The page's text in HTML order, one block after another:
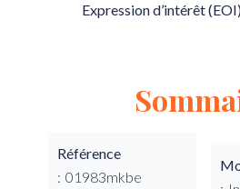
Expression d’intérêt
Référence
01983mkbe